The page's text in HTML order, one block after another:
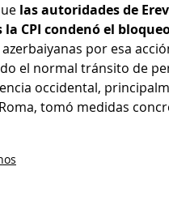
las autoridades de
la CPI condenó el
por esa
el normal tránsito de
occidental,
tomó medidas